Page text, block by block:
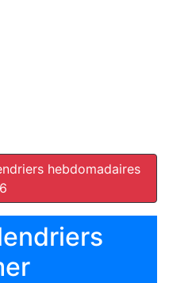
hebdomadaires